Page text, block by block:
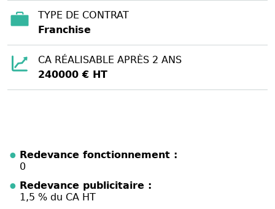
TYPE DE CONTRAT
Franchise
CA RÉALISABLE APRÈS 2 ANS
240000 € HT
Redevance fonctionnement :
0
Redevance publicitaire :
1,5 % du CA HT